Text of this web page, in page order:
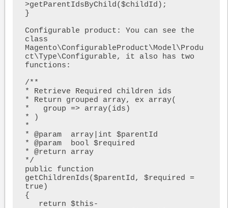
>getParentIdsByChild($childId);
}
Configurable product: You can see the
class
Magento\ConfigurableProduct\Model\Produ
ct\Type\Configurable, it also has two
functions:
/**
* Retrieve Required children ids
* Return grouped array, ex array(
*   group => array(ids)
* )
*
* @param  array|int $parentId
* @param  bool $required
* @return array
*/
public function
getChildrenIds($parentId, $required =
true)
{